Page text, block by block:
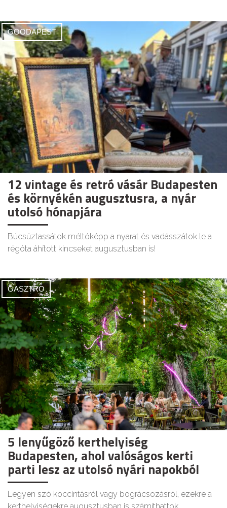
GOODAPEST
12 vintage és retró vásár Budapesten
és környékén augusztusra, a nyár
utolsó hónapjára
Búcsúztassátok méltóképp a nyarat és vadásszátok le a
régóta áhított kincseket augusztusban is!
GASZTRO
5 lenyűgöző kerthelyiség
Budapesten, ahol valóságos kerti
parti lesz az utolsó nyári napokból
Legyen szó koccintásról vagy bográcsozásról, ezekre a